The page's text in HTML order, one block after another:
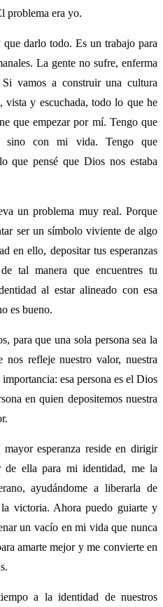
problema era yo.
darlo todo. Es un trabajo para
La gente no sufre, enferma
vamos a construir una cultura
vista y escuchada, todo lo que he
que empezar por mí. Tengo que
sino con mi vida. Tengo que
que pensé que Dios nos estaba
un problema muy real. Porque
ser un símbolo viviente de algo
en ello, depositar tus esperanzas
tal manera que encuentres tu
al estar alineado con esa
es bueno.
para que una sola persona sea la
nos refleje nuestro valor, nuestra
esa persona es el Dios
en quien depositemos nuestra
esperanza reside en dirigir
de ella para mi identidad, me la
ayudándome a liberarla de
victoria. Ahora puedo guiarte y
un vacío en mi vida que nunca
amarte mejor y me convierte en
a la identidad de nuestros